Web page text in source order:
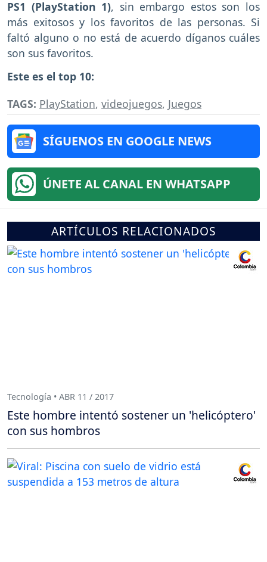
PS1 (PlayStation 1), sin embargo estos son los
más exitosos y los favoritos de las personas. Si
faltó alguno o no está de acuerdo díganos cuáles
son sus favoritos.
Este es el top 10:
TAGS: PlayStation, videojuegos, Juegos
SÍGUENOS EN GOOGLE NEWS
ÚNETE AL CANAL EN WHATSAPP
ARTÍCULOS RELACIONADOS
Tecnología • ABR 11 / 2017
Este hombre intentó sostener un 'helicóptero'
con sus hombros